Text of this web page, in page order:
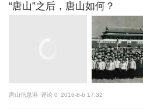
“唐山”之后，唐山如何？
唐山信息港 评论 0 2016-8-6 17:32